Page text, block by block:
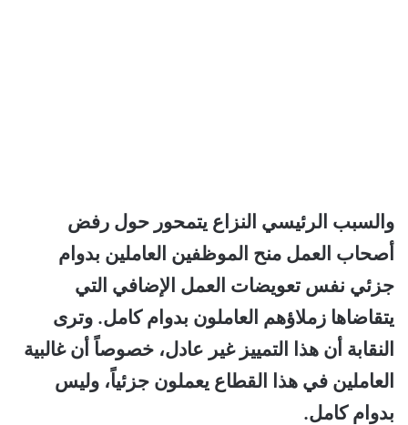
والسبب الرئيسي النزاع يتمحور حول رفض
أصحاب العمل منح الموظفين العاملين بدوام
جزئي نفس تعويضات العمل الإضافي التي
يتقاضاها زملاؤهم العاملون بدوام كامل. وترى
النقابة أن هذا التمييز غير عادل، خصوصاً أن غالبية
العاملين في هذا القطاع يعملون جزئياً، وليس
بدوام كامل.